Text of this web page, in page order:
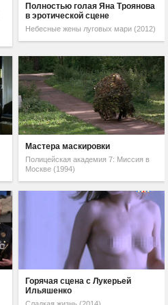
Полностью голая Яна Троянова
в эротической сцене
Небесные жены луговых мари (2012)
Мастера маскировки
Полицейская академия 7: Миссия в
Москве (1994)
Горячая сцена с Лукерьей
Ильяшенко
Сладкая жизнь (2014)